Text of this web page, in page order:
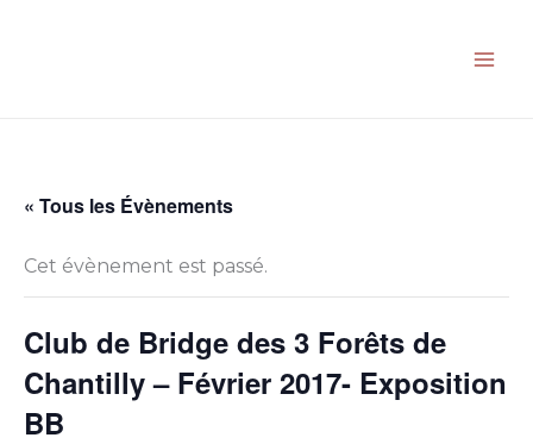
« Tous les Évènements
Cet évènement est passé.
Club de Bridge des 3 Forêts de
Chantilly – Février 2017- Exposition
BB